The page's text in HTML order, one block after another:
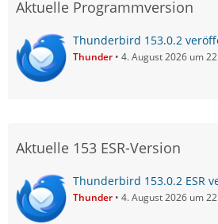
Aktuelle Programmversion
Thunderbird 153.0.2
Thunder 4. August 2026 um
Aktuelle 153 ESR-Version
Thunderbird 153.0.2 ESR
Thunder 4. August 2026 um